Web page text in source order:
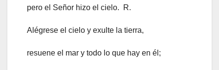
pero el Señor hizo el cielo. R.
Alégrese el cielo y exulte la tierra,
resuene el mar y todo lo que hay en él;